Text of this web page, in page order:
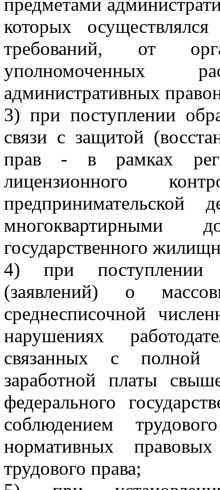
предметами
которых
требований, от
уполномоченных
административных
3) при поступлении
связи с защитой
прав - в рамках
лицензионного
предпринимательской
многоквартирными
государственного
4) при поступлении
(заявлений) о
среднесписочной
нарушениях
связанных с полной
заработной платы
федерального
соблюдением
нормативных
трудового права;